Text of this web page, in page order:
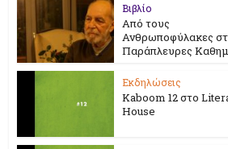
Βιβλίο
Από τους
Ανθρωποφύλακες
Παράπλευρες
Εκδηλώσεις
Kaboom 12 στο
House